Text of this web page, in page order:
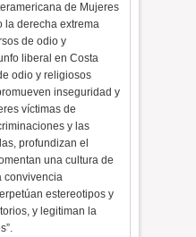
de Mujeres
la derecha extrema
de odio y
liberal en Costa
odio y religiosos
inseguridad y
víctimas de
y las
profundizan el
una cultura de
convivencia
estereotipos y
y legitiman la